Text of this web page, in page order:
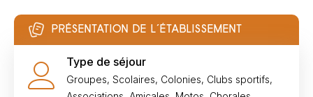
PRÉSENTATION DE L’ÉTABLISSEMENT
Type de séjour
Groupes, Scolaires, Colonies, Clubs sportifs,